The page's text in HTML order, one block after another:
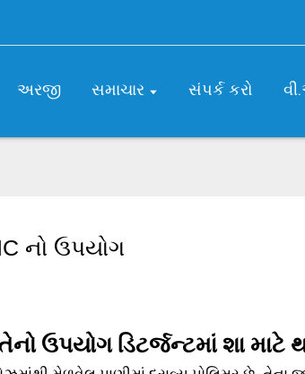
અરજી સમાચાર સંપર્ક કરો
નો ઉપયોગ
ઉપયોગ ડિટર્જન્ટમાં શા માટે